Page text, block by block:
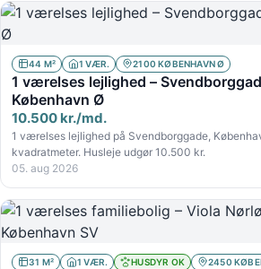
44 M² 1 VÆR. 2100 KØBENHAVN Ø
1 værelses lejlighed –
København Ø
10.500 kr./md.
1 værelses lejlighed på Svendborggade,
kvadratmeter. Husleje udgør 10.500 kr.
05. aug 2026
31 M² 1 VÆR. HUSDYR OK 2450